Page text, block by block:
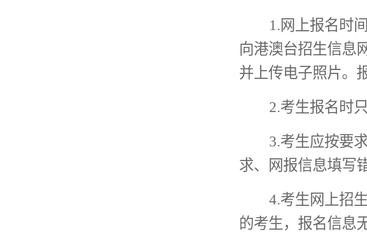
1.网上报名时间
向港澳台招生信息
并上传电子照片。
2.考生报名时
3.考生应按要
求、网报信息填写
4.考生网上招
的考生，报名信息